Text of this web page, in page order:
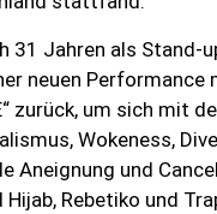
31 Jahren als Stand-
neuen Performance
zurück, um sich mit
Wokeness,
Aneignung und
Rebetiko und